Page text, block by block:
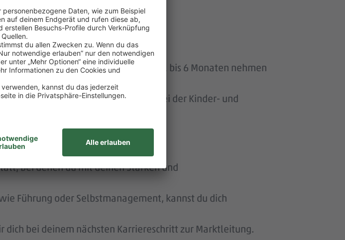
Jahren bei PENNY eine Auszeit von 1 bis 6 Monaten nehmen
von Betreuungspersonen bei der Kinder- und
bei denen du mit deinen Stärken und
Führung oder Selbstmanagement, kannst du dich
bei deinem nächsten Karriereschritt zur Marktleitung.